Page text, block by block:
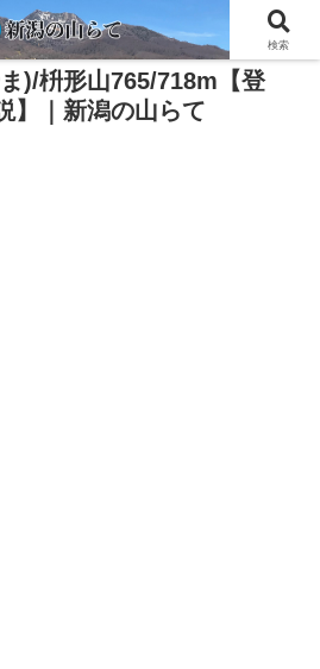
)/枡形山765/718m【登
】｜新潟の山らて
検索